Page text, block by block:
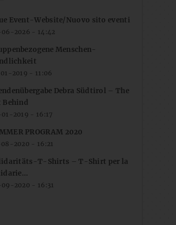
Event-Website/Nuovo sito eventi
06-2026 - 14:42
Menschen-
2019 - 11:06
Debra Südtirol – The
Behind
2019 - 16:17
PROGRAM 2020
2020 - 16:21
T-Shirts – T-Shirt per la
2020 - 16:31